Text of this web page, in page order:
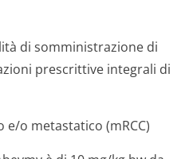
di somministrazione di
prescrittive integrali di
e/o metastatico (mRCC)